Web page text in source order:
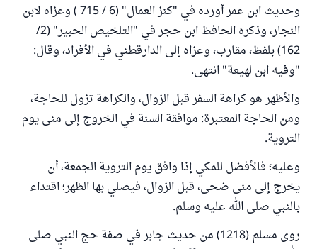
وحديث ابن عمر أورده في "كنز العمال" (6 / 715 ) وعزاه لابن
النجار، وذكره الحافظ ابن حجر في "التلخيص الحبير" (2/
162) بلفظ، مقارب، وعزاه إلى الدارقطني في الأفراد، وقال:
"وفيه ابن لهيعة" انتهى.
والأظهر هو كراهة السفر قبل الزوال، والكراهة تزول للحاجة،
ومن الحاجة المعتبرة: موافقة السنة في الخروج إلى منى يوم
التروية.
وعليه؛ فالأفضل للمكي إذا وافق يوم التروية الجمعة، أن
يخرج إلى منى ضحى، قبل الزوال، فيصلي بها الظهر؛ اقتداء
بالنبي صلى الله عليه وسلم.
روى مسلم (1218) من حديث جابر في صفة حج النبي صلى